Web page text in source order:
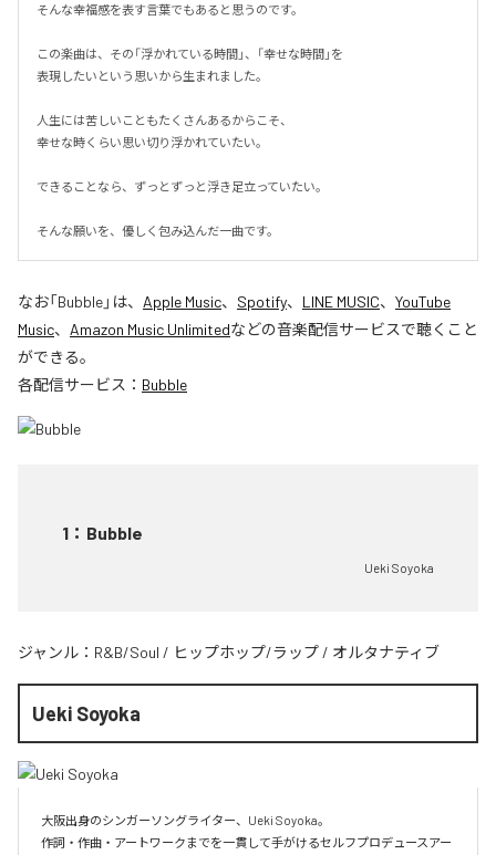
そんな幸福感を表す言葉でもあると思うのです。
この楽曲は、その「浮かれている時間」、「幸せな時間」を
表現したいという思いから生まれました。
人生には苦しいこともたくさんあるからこそ、
幸せな時くらい思い切り浮かれていたい。
できることなら、ずっとずっと浮き足立っていたい。
そんな願いを、優しく包み込んだ一曲です。
なお「Bubble」は、 Apple Music、 Spotify、 LINE MUSIC、 YouTube
Music、 Amazon Music Unlimitedなどの音楽配信サービスで聴くこと
ができる。
各配信サービス： Bubble
1 ： Bubble
Ueki Soyoka
ジャンル： R&B/Soul / ヒップホップ/ラップ / オルタナティブ
Ueki Soyoka
大阪出身のシンガーソングライター、Ueki Soyoka。
作詞・作曲・アートワークまでを一貫して手がけるセルフプロデュースアー